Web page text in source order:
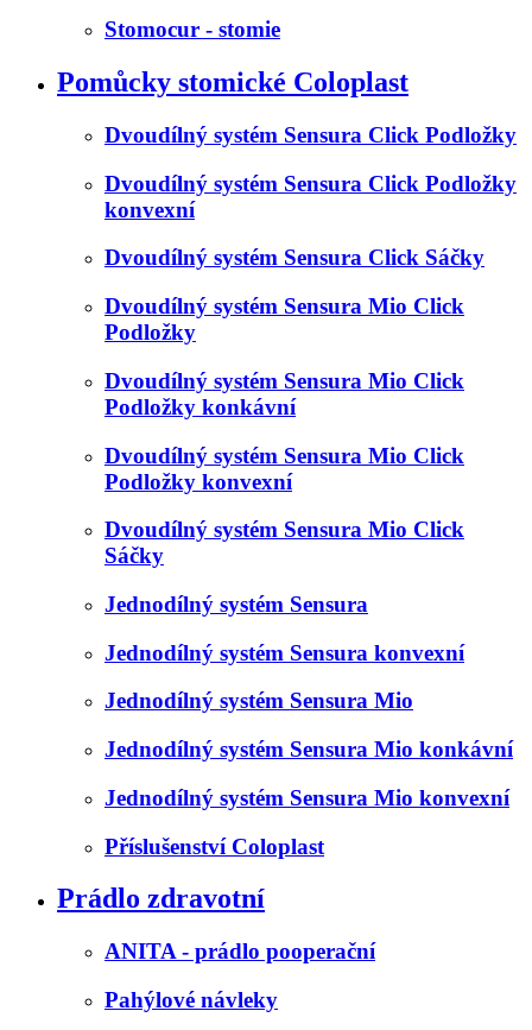
Stomocur - stomie
Pomůcky stomické Coloplast
Dvoudílný systém Sensura Click Podložky
Dvoudílný systém Sensura Click Podložky
konvexní
Dvoudílný systém Sensura Click Sáčky
Dvoudílný systém Sensura Mio Click
Podložky
Dvoudílný systém Sensura Mio Click
Podložky konkávní
Dvoudílný systém Sensura Mio Click
Podložky konvexní
Dvoudílný systém Sensura Mio Click
Sáčky
Jednodílný systém Sensura
Jednodílný systém Sensura konvexní
Jednodílný systém Sensura Mio
Jednodílný systém Sensura Mio konkávní
Jednodílný systém Sensura Mio konvexní
Příslušenství Coloplast
Prádlo zdravotní
ANITA - prádlo pooperační
Pahýlové návleky